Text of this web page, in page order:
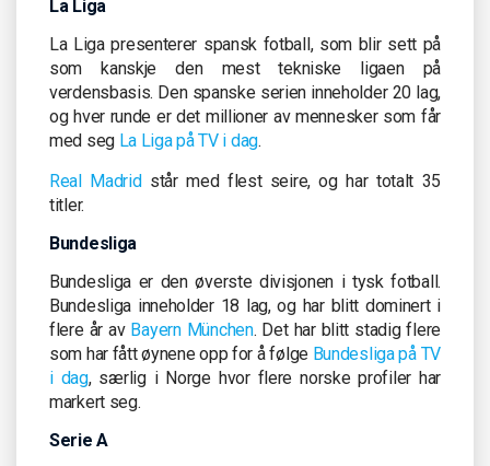
La Liga
La Liga presenterer spansk fotball, som blir sett på
som kanskje den mest tekniske ligaen på
verdensbasis. Den spanske serien inneholder 20 lag,
og hver runde er det millioner av mennesker som får
med seg La Liga på TV i dag.
Real Madridstår med flest seire, og har totalt 35
titler.
Bundesliga
Bundesliga er den øverste divisjonen i tysk fotball.
Bundesliga inneholder 18 lag, og har blitt dominert i
flere år av Bayern München. Det har blitt stadig flere
som har fått øynene opp for å følge Bundesliga på TV
i dag, særlig i Norge hvor flere norske profiler har
markert seg.
Serie A